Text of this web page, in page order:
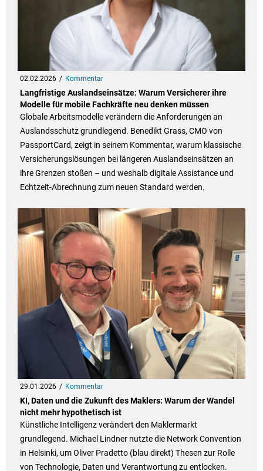
02.02.2026 Kommentar
Langfristige Auslandseinsätze: Warum Versicherer ihre
Modelle für mobile Fachkräfte neu denken müssen
Globale Arbeitsmodelle verändern die Anforderungen an
Auslandsschutz grundlegend. Benedikt Grass, CMO von
PassportCard, zeigt in seinem Kommentar, warum klassische
Versicherungslösungen bei längeren Auslandseinsätzen an
ihre Grenzen stoßen – und weshalb digitale Assistance und
Echtzeit-Abrechnung zum neuen Standard werden.
29.01.2026 Kommentar
KI, Daten und die Zukunft des Maklers: Warum der Wandel
nicht mehr hypothetisch ist
Künstliche Intelligenz verändert den Maklermarkt
grundlegend. Michael Lindner nutzte die Network Convention
in Helsinki, um Oliver Pradetto (blau direkt) Thesen zur Rolle
von Technologie, Daten und Verantwortung zu entlocken.